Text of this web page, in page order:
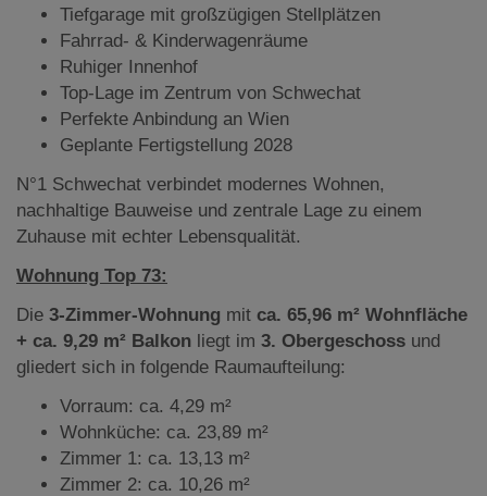
Tiefgarage mit großzügigen Stellplätzen
Fahrrad- & Kinderwagenräume
Ruhiger Innenhof
Top-Lage im Zentrum von Schwechat
Perfekte Anbindung an Wien
Geplante Fertigstellung 2028
N°1 Schwechat verbindet modernes Wohnen,
nachhaltige Bauweise und zentrale Lage zu einem
Zuhause mit echter Lebensqualität.
Wohnung Top 73:
Die 3-Zimmer-Wohnung mit ca. 65,96 m² Wohnfläche
+ ca. 9,29 m² Balkon liegt im 3. Obergeschoss und
gliedert sich in folgende Raumaufteilung:
Vorraum: ca. 4,29 m²
Wohnküche: ca. 23,89 m²
Zimmer 1: ca. 13,13 m²
Zimmer 2: ca. 10,26 m²